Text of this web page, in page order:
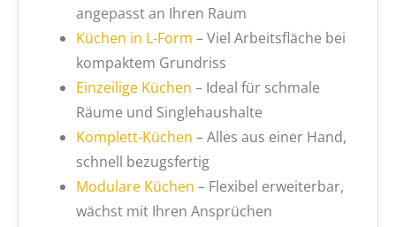
angepasst an Ihren Raum
Küchen in L-Form – Viel Arbeitsfläche bei
kompaktem Grundriss
Einzeilige Küchen – Ideal für schmale
Räume und Singlehaushalte
Komplett-Küchen – Alles aus einer Hand,
schnell bezugsfertig
Modulare Küchen – Flexibel erweiterbar,
wächst mit Ihren Ansprüchen